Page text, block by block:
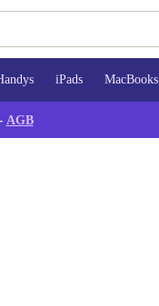
iPads MacBooks
AGB